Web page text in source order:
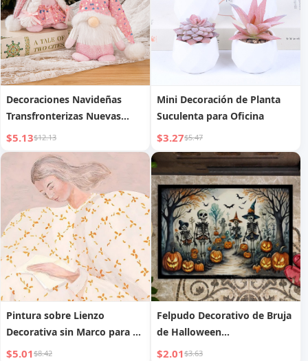
Decoraciones Navideñas
Transfronterizas Nuevas
Gorro de Punto de
Lentejuelas para Pareja,
Gnomo Rudolph, Adorno
Decorativo para Regalo de
Navidad
$5.13$12.13
Mini Decoración de Planta
Suculenta para Oficina
$3.27$5.47
Pintura sobre Lienzo
Decorativa sin Marco para el
Hogar
$5.01$8.42
Felpudo Decorativo de Bruja
de Halloween
Transfronterizo, Entrada del
$2.01$3.63